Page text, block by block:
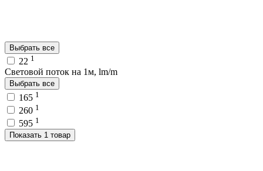
Выбрать все
22 1
Световой поток на 1м, lm/m
Выбрать все
165 1
260 1
595 1
Показать 1 товар